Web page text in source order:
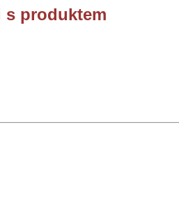
s produktem